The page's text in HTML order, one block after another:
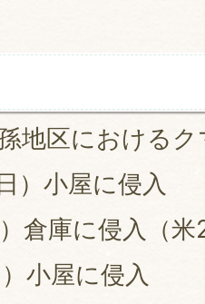
地区における
）小屋に侵入
倉庫に侵入（米
小屋に侵入